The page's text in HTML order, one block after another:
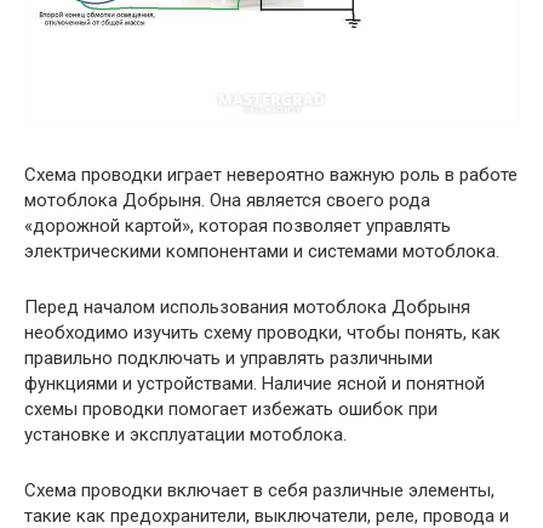
Схема проводки играет невероятно важную роль в работе
мотоблока Добрыня. Она является своего рода
«дорожной картой», которая позволяет управлять
электрическими компонентами и системами мотоблока.
Перед началом использования мотоблока Добрыня
необходимо изучить схему проводки, чтобы понять, как
правильно подключать и управлять различными
функциями и устройствами. Наличие ясной и понятной
схемы проводки помогает избежать ошибок при
установке и эксплуатации мотоблока.
Схема проводки включает в себя различные элементы,
такие как предохранители, выключатели, реле, провода и